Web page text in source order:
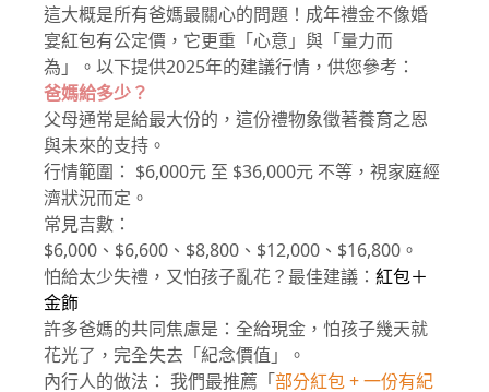
這大概是所有爸媽最關心的問題！成年禮金不像婚
宴紅包有公定價，它更重「心意」與「量力而
為」。以下提供2025年的建議行情，供您參考：
爸媽給多少？
父母通常是給最大份的，這份禮物象徵著養育之恩
與未來的支持。
行情範圍： $6,000元 至 $36,000元 不等，視家庭經
濟狀況而定。
常見吉數：
$6,000、$6,600、$8,800、$12,000、$16,800。
怕給太少失禮，又怕孩子亂花？最佳建議： 紅包＋
金飾
許多爸媽的共同焦慮是：全給現金，怕孩子幾天就
花光了，完全失去「紀念價值」。
內行人的做法： 我們最推薦「部分紅包 + 一份有紀